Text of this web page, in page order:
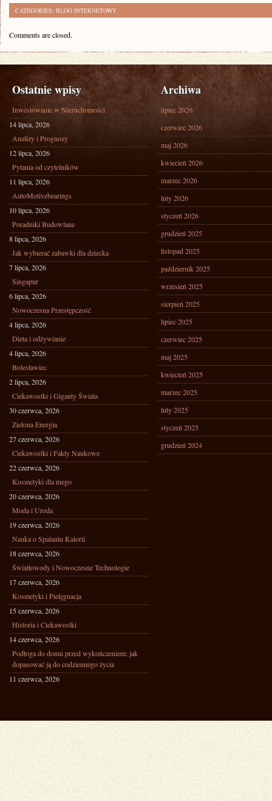
CATEGORIES: BLOG INTERNETOWY
Comments are closed.
Ostatnie wpisy
Inwestowanie w Nieruchomości
14 lipca, 2026
Analizy i Prognozy
12 lipca, 2026
Pytania od czytelników
11 lipca, 2026
AutoMotivebearings
10 lipca, 2026
Poradniki Budowlane
8 lipca, 2026
Jak wybierać zabawki dla dziecka
7 lipca, 2026
Singapur
6 lipca, 2026
Nowoczesna Przestępczość
4 lipca, 2026
Dieta i odżywianie
4 lipca, 2026
Bolesławiec
2 lipca, 2026
Ciekawostki i Giganty Świata
30 czerwca, 2026
Zielona Energia
27 czerwca, 2026
Ciekawostki i Fakty Naukowe
22 czerwca, 2026
Kosmetyki dla niego
20 czerwca, 2026
Moda i Uroda
19 czerwca, 2026
Nauka o Spalaniu Kalorii
18 czerwca, 2026
Światłowody i Nowoczesne Technologie
17 czerwca, 2026
Kosmetyki i Pielęgnacja
15 czerwca, 2026
Historia i Ciekawostki
14 czerwca, 2026
Podłoga do domu przed wykończeniem: jak
dopasować ją do codziennego życia
11 czerwca, 2026
Archiwa
lipiec 2026
czerwiec 2026
maj 2026
kwiecień 2026
marzec 2026
luty 2026
styczeń 2026
grudzień 2025
listopad 2025
październik 2025
wrzesień 2025
sierpień 2025
lipiec 2025
czerwiec 2025
maj 2025
kwiecień 2025
marzec 2025
luty 2025
styczeń 2025
grudzień 2024